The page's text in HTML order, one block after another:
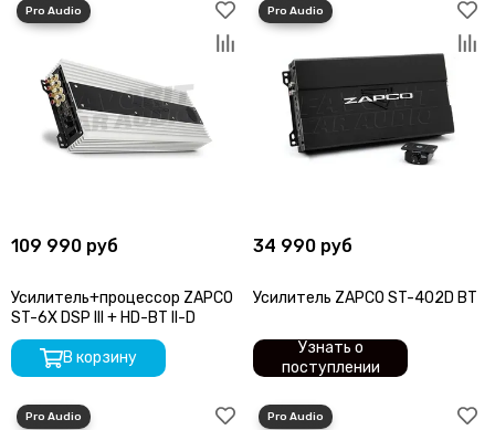
JBL
JVC
КЗАТЭ
Kenwood
Kicx
Magnum
Mio
Morel
Mystery
109 990 руб
Усилитель+процессор ZAPCO
ST-6X DSP III + HD-BT II-D
В корзину
34 990 руб
Усилитель ZAPCO ST-402D BT
Узнать о
поступлении